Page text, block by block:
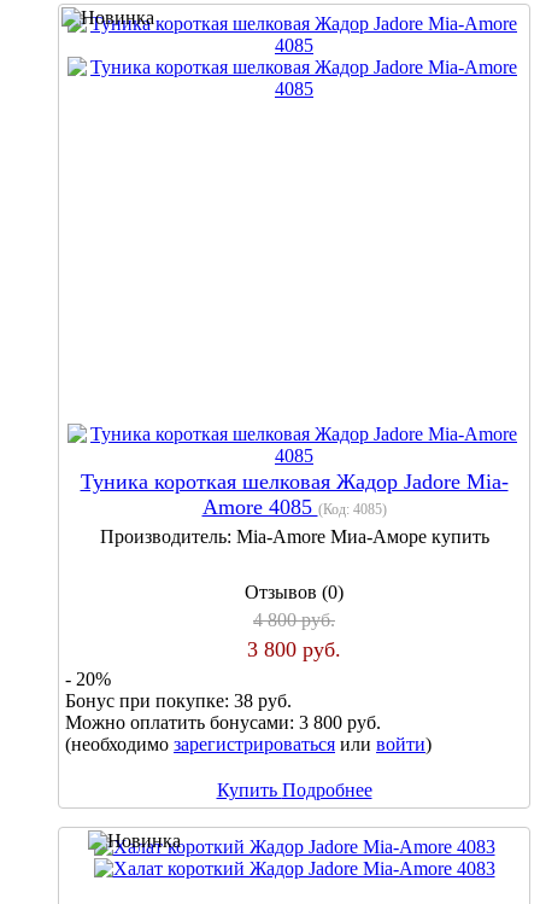
Туника короткая шелковая Жадор Jadore Mia-
Amore 4085 (Код: 4085)
Производитель: Mia-Amore Миа-Аморе купить
Отзывов (0)
4 800 руб.
3 800 руб.
- 20%
Бонус при покупке: 38 руб.
Можно оплатить бонусами: 3 800 руб.
(необходимо зарегистрироваться или войти)
Купить Подробнее